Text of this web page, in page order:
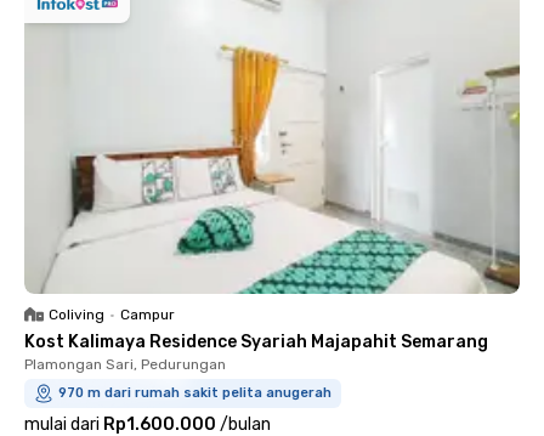
Coliving • Campur
Kost Kalimaya Residence Syariah Majapahit Semarang
Plamongan Sari, Pedurungan
970 m dari rumah sakit pelita anugerah
mulai dari Rp1.600.000 /bulan